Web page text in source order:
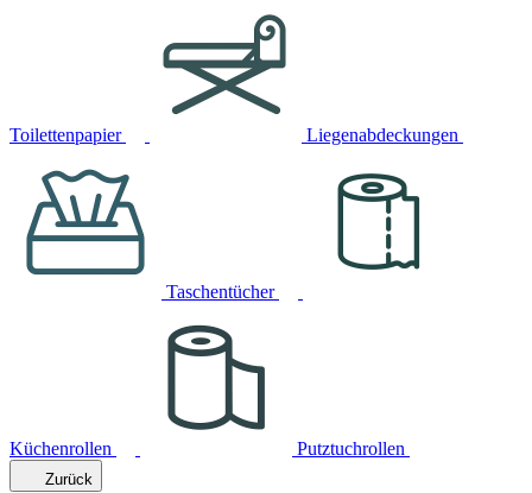
Toilettenpapier Liegenabdeckungen
Taschentücher
Küchenrollen Putztuchrollen
Zurück